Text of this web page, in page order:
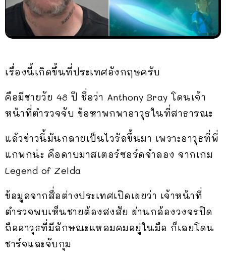
เรื่องนี้เกิดขึ้นที่ประเทศอังกฤษครับ
คือมีชายวัย 48 ปี ชื่อว่า Anthony Bray โดนเจ้า
หน้าที่ตำรวจจับ ข้อหาพกพาอาวุธในที่สาธารณะ
แล้วข่าวนี้มันกลายเป็นไวรัลขึ้นมา เพราะอาวุธที่พี่
แกพกน่ะ คือดาบมาสเตอร์ซอร์ดจำลอง จากเกม
Legend of Zelda
ข้อมูลจากสื่อต่างประเทศเปิดเผยว่า เจ้าหน้าที่
ตำรวจพบเห็นชายต้องสงสัย ผ่านกล้องวงจรปิด
ถืออาวุธที่มีลักษณะแหลมคมอยู่ในมือ ก็เลยโดน
ชาร์จและจับกุม